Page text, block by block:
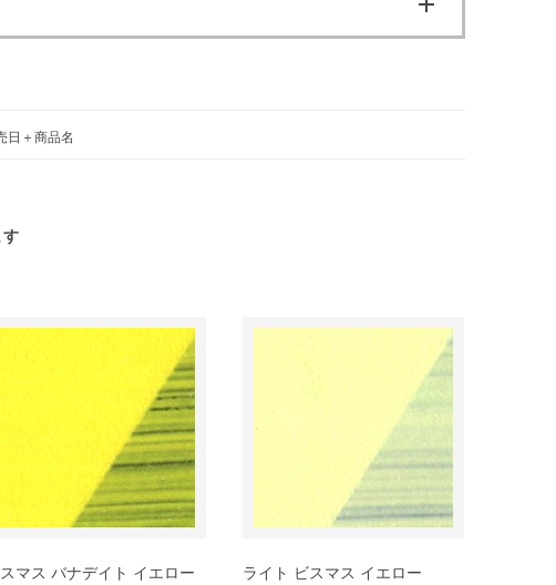
日＋商品名
マス バナデイト イエロー
ライト ビスマス イエロー